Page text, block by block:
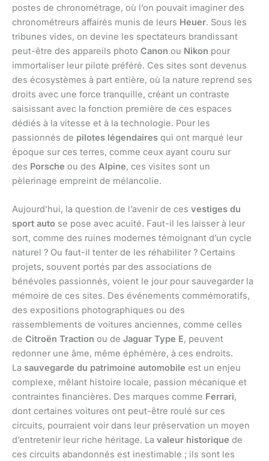
postes de chronométrage, où l’on pouvait imaginer des
chronométreurs affairés munis de leurs Heuer. Sous les
tribunes vides, on devine les spectateurs brandissant
peut-être des appareils photo Canon ou Nikon pour
immortaliser leur pilote préféré. Ces sites sont devenus
des écosystèmes à part entière, où la nature reprend ses
droits avec une force tranquille, créant un contraste
saisissant avec la fonction première de ces espaces
dédiés à la vitesse et à la technologie. Pour les
passionnés de pilotes légendaires qui ont marqué leur
époque sur ces terres, comme ceux ayant couru sur
des Porsche ou des Alpine, ces visites sont un
pèlerinage empreint de mélancolie.
Aujourd’hui, la question de l’avenir de ces vestiges du
sport auto se pose avec acuité. Faut-il les laisser à leur
sort, comme des ruines modernes témoignant d’un cycle
naturel ? Ou faut-il tenter de les réhabiliter ? Certains
projets, souvent portés par des associations de
bénévoles passionnés, voient le jour pour sauvegarder la
mémoire de ces sites. Des événements commémoratifs,
des expositions photographiques ou des
rassemblements de voitures anciennes, comme celles
de Citroën Traction ou de Jaguar Type E, peuvent
redonner une âme, même éphémère, à ces endroits.
La sauvegarde du patrimoine automobile est un enjeu
complexe, mêlant histoire locale, passion mécanique et
contraintes financières. Des marques comme Ferrari,
dont certaines voitures ont peut-être roulé sur ces
circuits, pourraient voir dans leur préservation un moyen
d’entretenir leur riche héritage. La valeur historique de
ces circuits abandonnés est inestimable ; ils sont les